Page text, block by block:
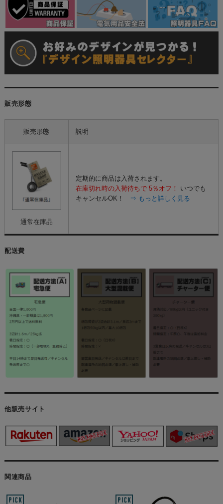
販売形態
販売形態 説明
通常在庫品
定期的に商品は入荷されます。
在庫切れ時の入荷待ちで 5％オフ！
いつでも
キャンセルOK！
⇒ もっと詳しく見る
配送費
他販売サイト
関連商品